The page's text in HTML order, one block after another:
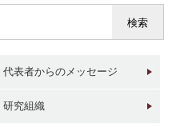
1930年代 2006年
ソウル 南大門
代表者からのメッセージ
研究組織